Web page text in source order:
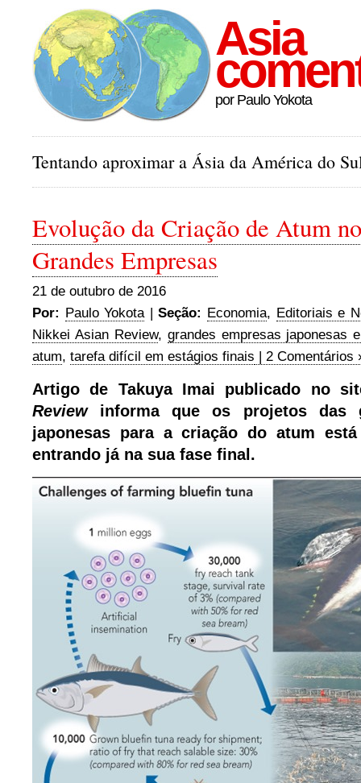
Asia
por Paulo Yokota
Tentando aproximar a Ásia da América do
Evolução da Criação de Atum
Grandes Empresas
21 de outubro de 2016
Por: Paulo Yokota|Seção: Economia, Editoriais e
Nikkei Asian Review, grandes empresas japonesas
atum, tarefa difícil em estágios finais | 2 Comentários
Artigo de Takuya Imai publicado no
Review informa que os projetos das
japonesas para a criação do atum está
entrando já na sua fase final.